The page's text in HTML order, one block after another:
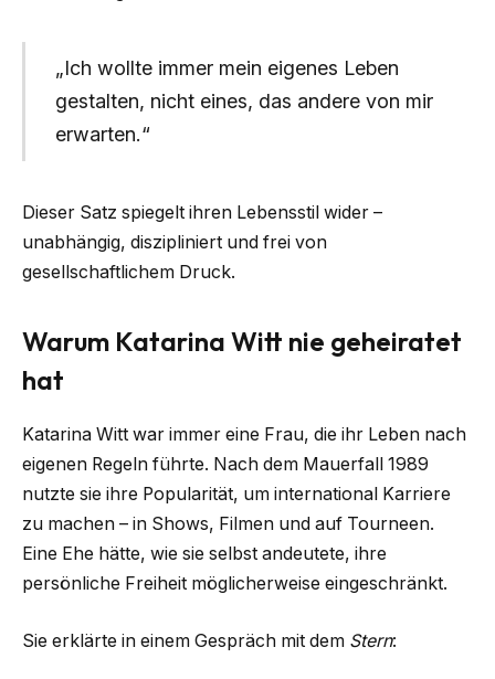
„Ich wollte immer mein eigenes Leben
gestalten, nicht eines, das andere von mir
erwarten.“
Dieser Satz spiegelt ihren Lebensstil wider –
unabhängig, diszipliniert und frei von
gesellschaftlichem Druck.
Warum Katarina Witt nie geheiratet
hat
Katarina Witt war immer eine Frau, die ihr Leben nach
eigenen Regeln führte. Nach dem Mauerfall 1989
nutzte sie ihre Popularität, um international Karriere
zu machen – in Shows, Filmen und auf Tourneen.
Eine Ehe hätte, wie sie selbst andeutete, ihre
persönliche Freiheit möglicherweise eingeschränkt.
Sie erklärte in einem Gespräch mit dem Stern: